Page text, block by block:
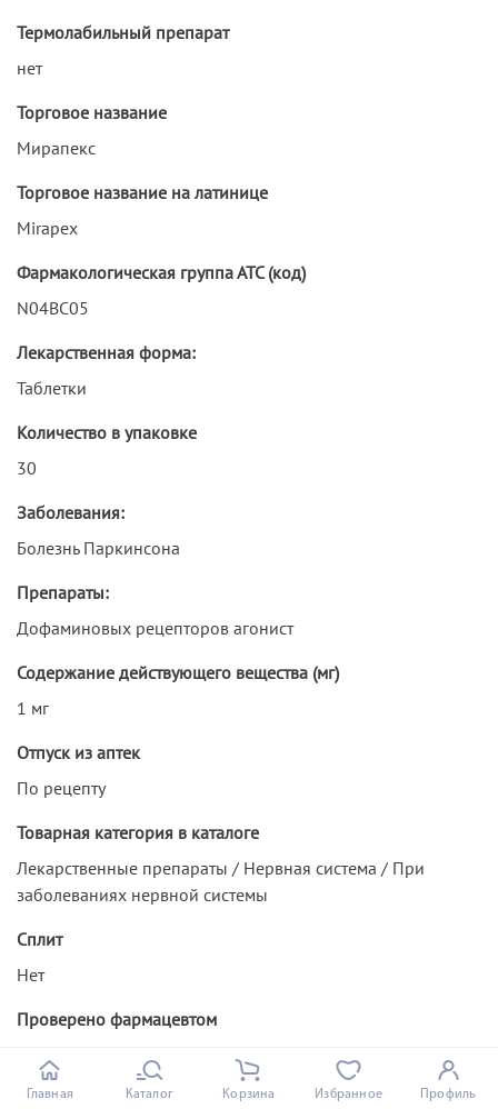
Термолабильный препарат
нет
Торговое название
Мирапекс
Торговое название на латинице
Mirapex
Фармакологическая группа АТС (код)
N04BC05
Лекарственная форма:
Таблетки
Количество в упаковке
30
Заболевания:
Болезнь Паркинсона
Препараты:
Дофаминовых рецепторов агонист
Содержание действующего вещества (мг)
1 мг
Отпуск из аптек
По рецепту
Товарная категория в каталоге
Лекарственные препараты / Нервная система / При
заболеваниях нервной системы
Сплит
Нет
Проверено фармацевтом
Бренд
Главная Каталог Корзина Избранное Профиль